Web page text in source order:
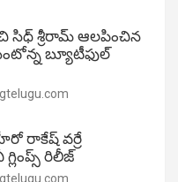
సిధ్ శ్రీరామ్ ఆలపించిన
బ్యూటీఫుల్
రాకేష్ వర్రే
రిలీజ్